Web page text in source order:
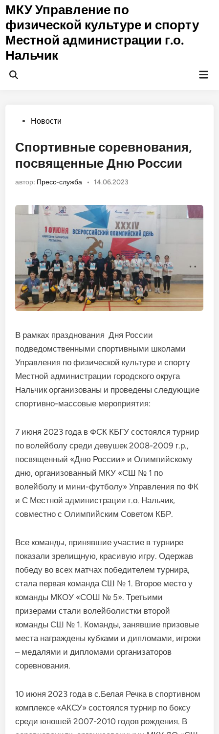
Перейти
содержимому
МКУ Управление по
физической культуре и спорту
Местной администрации г.о.
Нальчик
Открыть
Опубликовано
Новости
Спортивные соревнования,
посвященные Дню России
автор: Пресс-служба • 14.06.2023
В рамках празднования Дня России
подведомственными спортивными школами
Управления по физической культуре и спорту
Местной администрации городского округа
Нальчик организованы и проведены следующие
спортивно-массовые мероприятия:
7 июня 2023 года в ФСК КБГУ состоялся турнир
по волейболу среди девушек 2008-2009 г.р.,
посвященный «Дню России» и Олимпийскому
дню, организованный МКУ «СШ № 1 по
волейболу и мини-футболу» Управления по ФК
и С Местной администрации г.о. Нальчик,
совместно с Олимпийским Советом КБР.
Все команды, принявшие участие в турнире
показали зрелищную, красивую игру. Одержав
победу во всех матчах победителем турнира,
стала первая команда СШ № 1. Второе место у
команды МКОУ «СОШ № 5». Третьими
призерами стали волейболистки второй
команды СШ № 1. Команды, занявшие призовые
места награждены кубками и дипломами, игроки
– медалями и дипломами организаторов
соревнования.
10 июня 2023 года в с.Белая Речка в спортивном
комплексе «АКСУ» состоялся турнир по боксу
среди юношей 2007-2010 годов рождения. В